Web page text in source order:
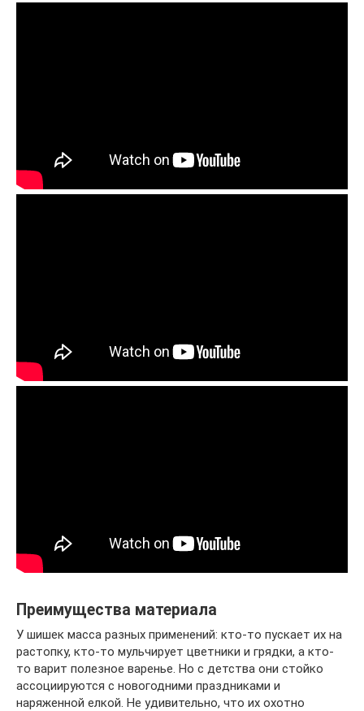
Преимущества материала
У шишек масса разных применений: кто-то пускает их на
растопку, кто-то мульчирует цветники и грядки, а кто-
то варит полезное варенье. Но с детства они стойко
ассоциируются с новогодними праздниками и
наряженной елкой. Не удивительно, что их охотно